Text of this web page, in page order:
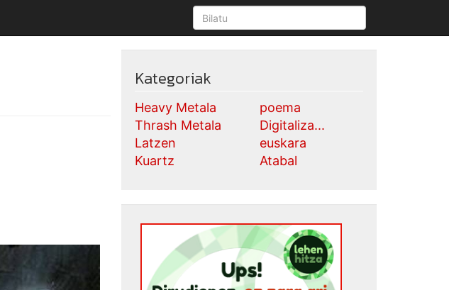
Kategoriak
Heavy Metala
Thrash Metala
Latzen
Kuartz
poema
Digitaliza...
euskara
Atabal